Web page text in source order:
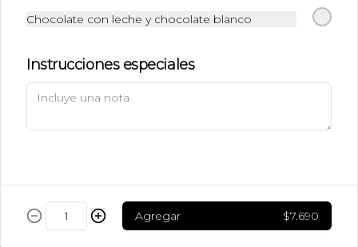
Leche + Hielo
$5.190
Chocolate con leche y chocolate blanco
Instrucciones especiales
Agregar $7.690